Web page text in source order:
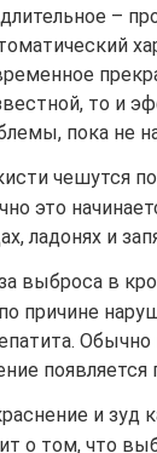
–
то и
пока не
чешутся
это
ладонях и
выброса в
причине
появляется
и зуд
о том, что